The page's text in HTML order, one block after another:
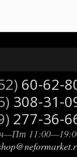
60-62-
308-31-
277-36-